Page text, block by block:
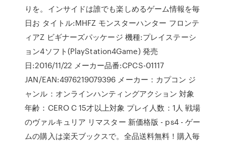
りを。インサイドは誰でも楽しめるゲーム情報を毎
日お タイトル:MHFZ モンスターハンター フロンテ
ィアZ ビギナーズパッケージ 機種:プレイステーシ
ョン4ソフト(PlayStation4Game) 発売
日:2016/11/22 メーカー品番:CPCS-01117
JAN/EAN:4976219079396 メーカー：カプコン ジ
ャンル：オンラインハンティングアクション 対象
年齢：CERO C 15才以上対象 プレイ人数：1人 戦場
のヴァルキュリア リマスター 新価格版 - ps4 - ゲー
ムの購入は楽天ブックスで。全品送料無料！購入毎